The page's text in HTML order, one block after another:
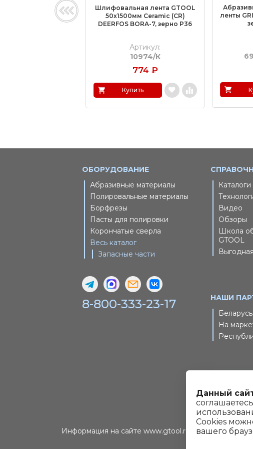
Шлифовальная лента GTOOL
50х1500мм Ceramic (CR)
DEERFOS BORA-7, зерно P36
Артикул:
10974/К
774 ₽
Купить
ленты
ОБОРУДОВАНИЕ
Абразивные материалы
Полировальные материалы
Борфрезы
Пасты для полировки
Корончатые сверла
Весь каталог
Запасные части
8-800-333-23-17
Видео
Обзоры
Школа
GTOOL
НАШИ
Беларусь
На
© 2011-
Информация на сайте www.gtool.ru не является
Данный
Cookies
вашего